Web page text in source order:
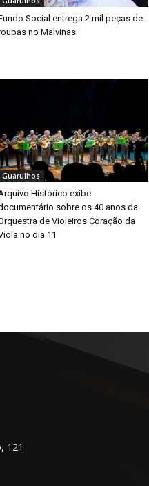
Social entrega 2 mil peças de
no Malvinas
Guarulhos
Histórico exibe
sobre os 40 anos da
de Violeiros Coração da
no dia 11
121